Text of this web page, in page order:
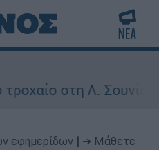
στη Λ. Σουνίου:
εφημερίδων
➔ Μάθετε